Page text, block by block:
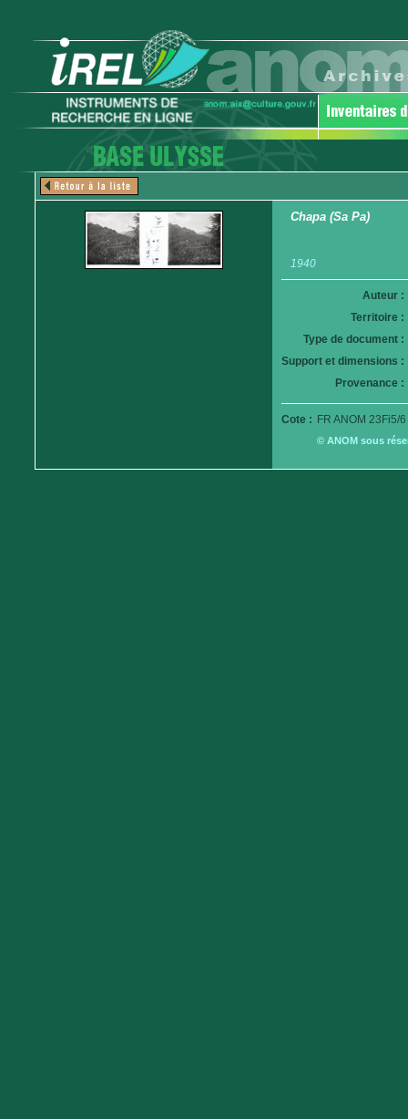
Chapa (Sa Pa)
1940
Auteur :
Territoire :
Type de document :
Support et dimensions :
Provenance :
Cote : FR ANOM 23Fi5/6
© ANOM sous